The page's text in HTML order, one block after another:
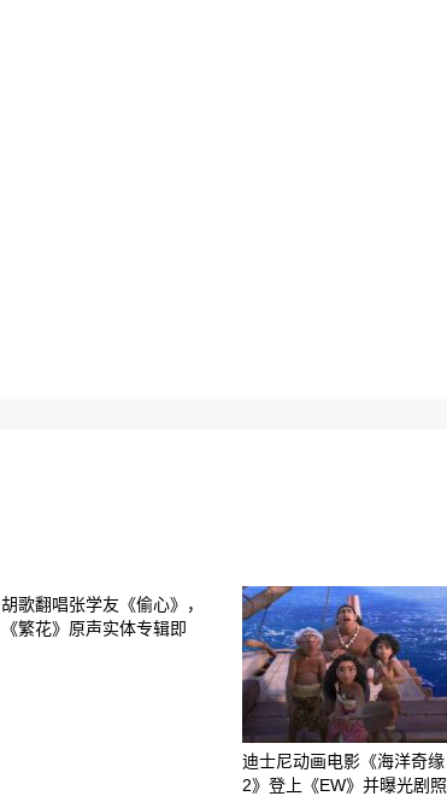
胡歌翻唱张学友《偷心》，
《繁花》原声实体专辑即
迪士尼动画电影《海洋奇缘
2》登上《EW》并曝光剧照